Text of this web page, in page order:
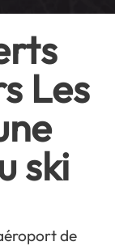
Les
ski
de